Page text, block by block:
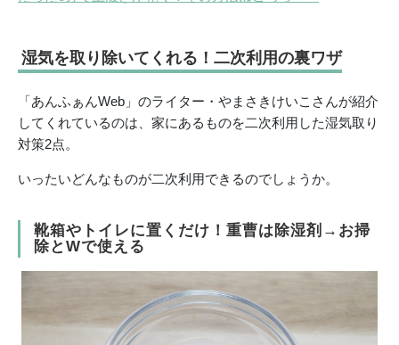
湿気を取り除いてくれる！二次利用の裏ワザ
「あんふぁんWeb」のライター・やまさきけいこさんが紹介
してくれているのは、家にあるものを二次利用した湿気取り
対策2点。
いったいどんなものが二次利用できるのでしょうか。
靴箱やトイレに置くだけ！重曹は除湿剤→お掃
除とWで使える